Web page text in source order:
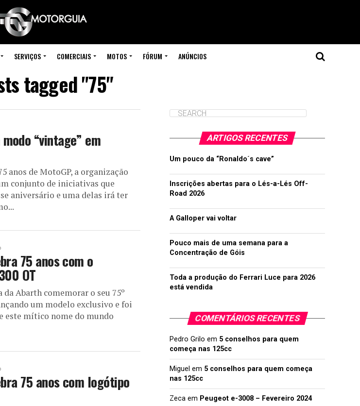
SERVIÇOS COMERCIAIS MOTOS FÓRUM ANÚNCIOS
tagged "75"
“vintage” em
anos de MotoGP, a organização
conjunto de iniciativas que
aniversário e uma delas irá ter
75 anos com o
OT
Abarth comemorar o seu 75º
um modelo exclusivo e foi
este mítico nome do mundo
75 anos com logótipo
ARTIGOS RECENTES
Um pouco da “Ronaldo´s cave”
Inscrições abertas para o Lés-a-Lés Off-
Road 2026
A Galloper vai voltar
Pouco mais de uma semana para a
Concentração de Góis
Toda a produção do Ferrari Luce para 2026
está vendida
COMENTÁRIOS RECENTES
Pedro Grilo em 5 conselhos para quem
começa nas 125cc
Miguel em 5 conselhos para quem começa
nas 125cc
Zeca em Peugeot e-3008 – Fevereiro 2024